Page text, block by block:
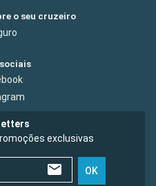
o seu cruzeiro
sociais
exclusivas
OK